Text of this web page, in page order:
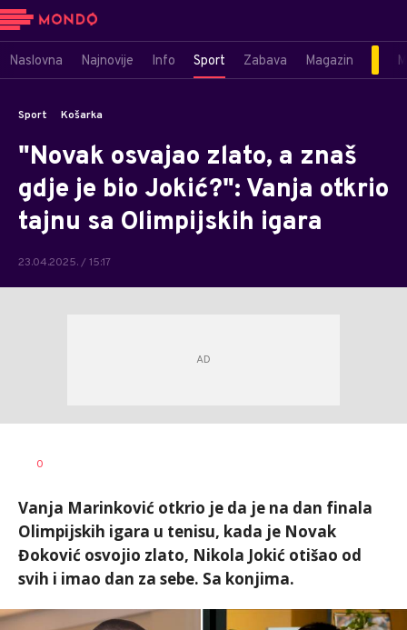
Naslovna Najnovije Info Sport Zabava Magazin
Sport Košarka
"Novak osvajao zlato, a znaš
gdje je bio Jokić?": Vanja otkrio
tajnu sa Olimpijskih igara
23.04.2025. / 15:17
AUTOR
0
Vanja Marinković otkrio je da je na dan finala
Olimpijskih igara u tenisu, kada je Novak
Đoković osvojio zlato, Nikola Jokić otišao od
svih i imao dan za sebe. Sa konjima.